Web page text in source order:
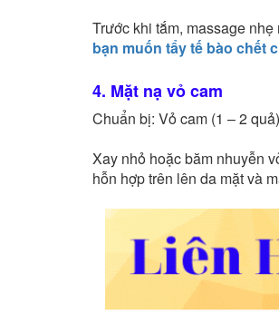
Trước khi tắm, massage
bạn muốn tẩy tế bào chết
4. Mặt nạ vỏ cam
Chuẩn bị: Vỏ cam (1 – 2
Xay nhỏ hoặc băm nhuyễn
hỗn hợp trên lên da mặt và